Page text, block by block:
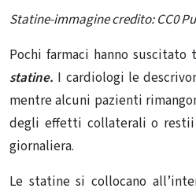
Statine-immagine credito: CC0
Pochi farmaci hanno
statine. I cardiologi le
mentre alcuni pazienti
degli effetti collaterali o restii
giornaliera.
Le statinesi collocano